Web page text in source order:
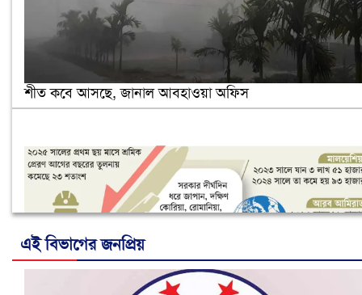
শীত কবে আসছে, জানাল আবহাওয়া অফিস
এই বিভাগের জনপ্রিয়